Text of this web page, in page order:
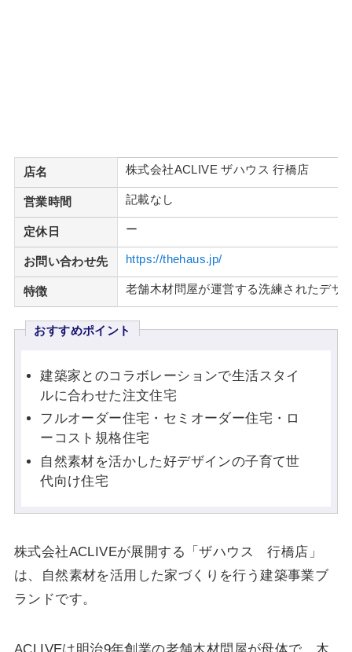
店名 株式会社ACLIVE ザハウス 行橋店
営業時間 記載なし
定休日 ー
お問い合わせ先 https://thehaus.jp/
特徴 老舗木材問屋が運営する洗練されたデザ
おすすめポイント
建築家とのコラボレーションで生活スタイ
ルに合わせた注文住宅
フルオーダー住宅・セミオーダー住宅・ロ
ーコスト規格住宅
自然素材を活かした好デザインの子育て世
代向け住宅
株式会社ACLIVEが展開する「ザハウス 行橋店」
は、自然素材を活用した家づくりを行う建築事業ブ
ランドです。